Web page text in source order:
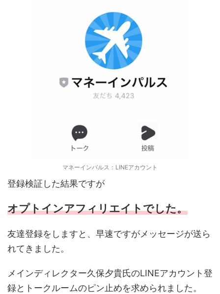
マネーインパルス：LINEアカウント
登録検証した結果ですが
オプトインアフィリエイトでした。
友達登録をしますと、早速ですがメッセージが送ら
れてきました。
メインディレクター久保夕貴氏のLINEアカウント登
録とトークルームのピン止めを求められました。